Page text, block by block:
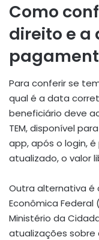
Como
direito e a
Para conferir se
qual é a data
beneficiário deve
TEM, disponível
app, após o login,
atualizado, o valor
Outra alternativa é
Econômica Federal
Ministério da
atualizações sobre